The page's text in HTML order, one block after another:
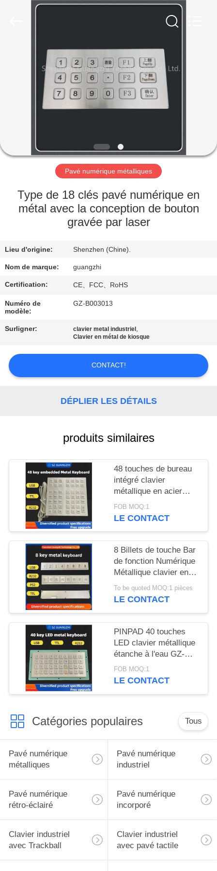
MAISON
PRODUITS
SUJET
DE
NOUS
VISITE
D'USINE
DE
QUALITÉ
CONTACTEZ-
NOUS
UNE
CITATION
PRIVACY
POLICY
Pavé numérique métalliques
Type de 18 clés pavé numérique en
métal avec la conception de bouton
gravée par laser
Lieu d'origine: Shenzhen (Chine).
Nom de marque: guangzhi
Certification: CE、FCC、RoHS
Numéro de
modèle:
GZ-B003013
Surligner: clavier metal industriel ,
Clavier en métal de kiosque
CONTACT!
DÉPLIER LES DÉTAILS
produits similaires
48 touches de bureau
intégré clavier
métallique en acier
inoxydable interface
USB GZ-B035013
FOB MOQ:1
LE CONTACT
8 Billets de touche Bar
de fonction Numérique
Métallique clavier en
acier inoxydable 304
Side Key Pinpad
To be quoted MOQ:1 pièces
LE CONTACT
PINPAD 40 touches
LED clavier métallique
étanche à l'eau GZ-
C001055 R232
interface
FOB MOQ:1
LE CONTACT
Catégories populaires Tous
Pavé numérique
métalliques
Pavé numérique
industriel
Pavé numérique
rétro-éclairé
Pavé numérique
incorporé
Clavier industriel
avec Trackball
Clavier industriel
avec pavé tactile